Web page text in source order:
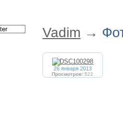
Vadim →
26 января 2013
Просмотров: 522